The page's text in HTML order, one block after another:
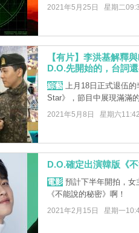
2021年5月25日 星期二
【有片】李洪基解釋
D.O.先開始的，台詞
綜藝上月18日正式退伍的
Star》，節目中展現滿滿
2021年5月8日 星期六
D.O.確定出演韓版《
電影預計下半年開拍，女
《不能說的秘密》啊！
2021年2月15日 星期一